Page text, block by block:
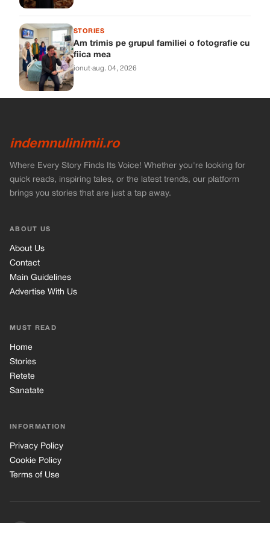
STORIES
Am trimis pe grupul familiei o fotografie cu
fiica mea
ionut·aug. 04, 2026
indemnulinimii.ro
Where Every Story Finds Its Voice! Whether you're looking for
quick reads, inspiring tales, or the latest trends, our platform
brings you stories that are just a tap away.
ABOUT US
About Us
Contact
Main Guidelines
Advertise With Us
MUST READ
Home
Stories
Retete
Sanatate
INFORMATION
Privacy Policy
Cookie Policy
Terms of Use